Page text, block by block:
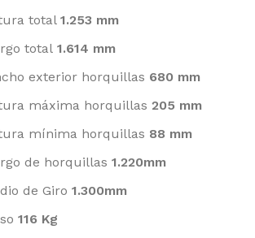
total 1.253 mm
total 1.614 mm
exterior horquillas 680 mm
máxima horquillas 205 mm
mínima horquillas 88 mm
de horquillas 1.220mm
de Giro 1.300mm
116 Kg